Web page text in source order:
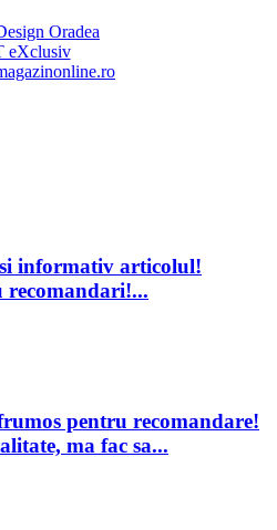
Oradea
eXclusiv
informativ articolul!
recomandari!...
pentru recomandare!
ma fac sa...